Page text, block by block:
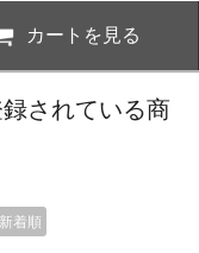
カートを見る
されている商
新着順